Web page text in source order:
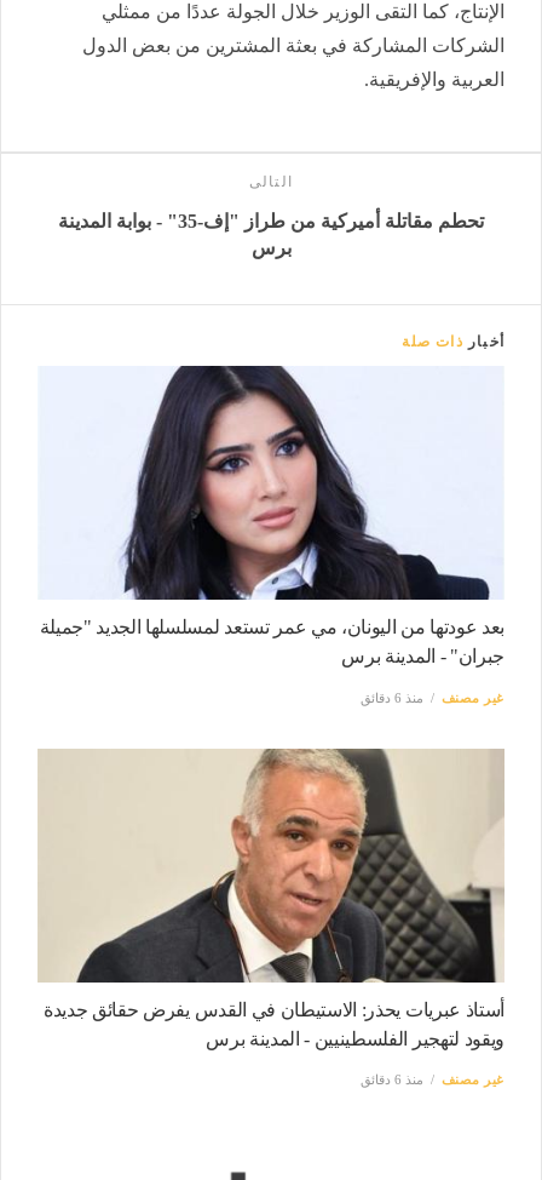
الإنتاج، كما التقى الوزير خلال الجولة عددًا من ممثلي
الشركات المشاركة في بعثة المشترين من بعض الدول
العربية والإفريقية.
التالى
تحطم مقاتلة أميركية من طراز "إف-35" - بوابة المدينة
برس
أخبار ذات صلة
بعد عودتها من اليونان، مي عمر تستعد لمسلسلها الجديد "جميلة
جبران" - المدينة برس
غير مصنف منذ 6 دقائق
أستاذ عبريات يحذر: الاستيطان في القدس يفرض حقائق جديدة
ويقود لتهجير الفلسطينيين - المدينة برس
غير مصنف منذ 6 دقائق